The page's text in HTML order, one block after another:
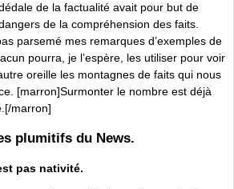
de la factualité avait pour but de
de la compréhension des faits.
parsemé mes remarques d’exemples de
pourra, je l’espère, les utiliser pour voir
oreille les montagnes de faits qui nous
[marron]Surmonter le nombre est déjà
marron]
plumitifs du News.
pas nativité.